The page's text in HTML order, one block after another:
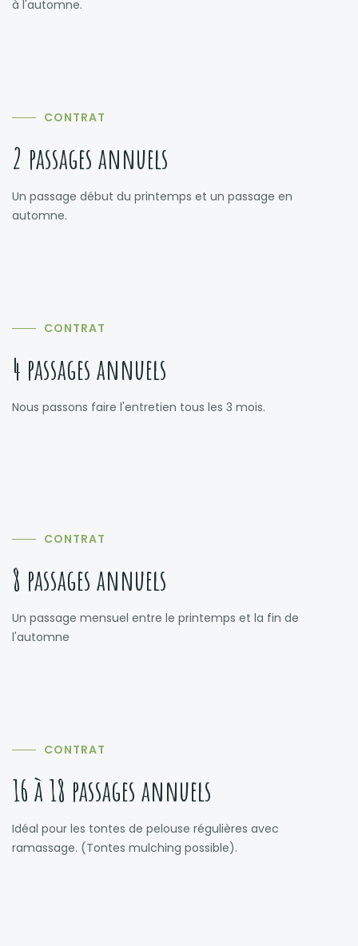
à l'automne.
CONTRAT
2 passages annuels
Un passage début du printemps et un passage en
automne.
CONTRAT
4 passages annuels
Nous passons faire l'entretien tous les 3 mois.
CONTRAT
8 passages annuels
Un passage mensuel entre le printemps et la fin de
l'automne
CONTRAT
16 à 18 passages annuels
Idéal pour les tontes de pelouse régulières avec
ramassage. (Tontes mulching possible).